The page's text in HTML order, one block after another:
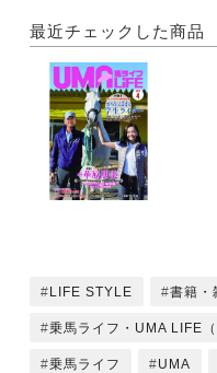
●太田宏昭の人と馬に
●特集２ 「春が来た
画」
・華原朋美 オリンピ
ぐ師弟関係
・東京五輪を目ざす
・JRA馬事公苑が休苑
タント
・バラエティー豊かな
最近チェックした商品
LIFE STYLE 書籍・
乗馬ライフ・UMA LIFE（
乗馬ライフ UMA